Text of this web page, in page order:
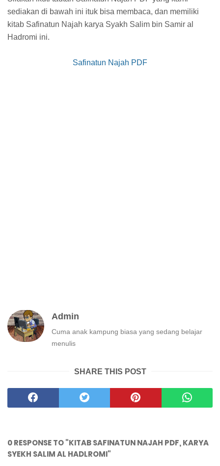
sediakan di bawah ini ituk bisa membaca, dan memiliki
kitab Safinatun Najah karya Syakh Salim bin Samir al
Hadromi ini.
Safinatun Najah PDF
Admin
Cuma anak kampung biasa yang sedang belajar
menulis
SHARE THIS POST
0 RESPONSE TO "KITAB SAFINATUN NAJAH PDF, KARYA
SYEKH SALIM AL HADLROMI"